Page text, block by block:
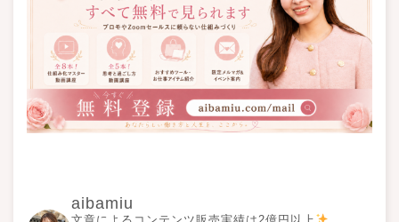
aibamiu